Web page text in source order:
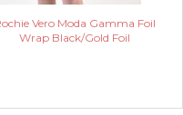
Vero Moda Gamma Foil
Wrap Black/Gold Foil